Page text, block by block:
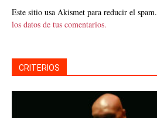
Este sitio usa Akismet para reducir el spam.
los datos de tus comentarios.
CRITERIOS